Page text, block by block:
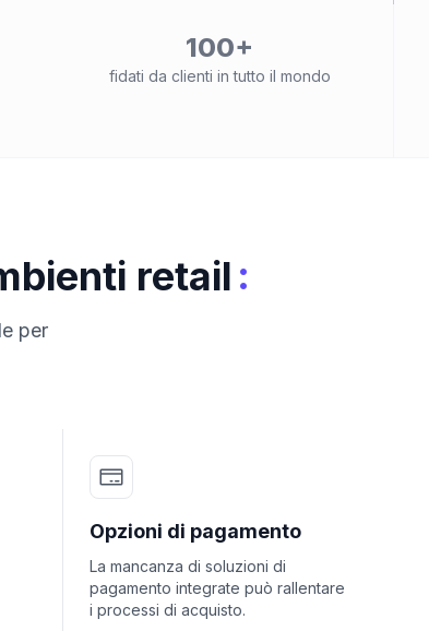
100+
fidati da clienti in tutto il mondo
retail :
per
Opzioni di pagamento
La mancanza di soluzioni di
pagamento integrate può rallentare
i processi di acquisto.